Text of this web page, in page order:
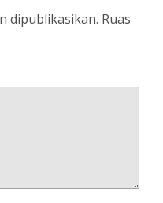
dipublikasikan. Ruas